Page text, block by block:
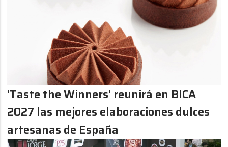
'Taste the Winners' reunirá en BICA
2027 las mejores elaboraciones dulces
artesanas de España